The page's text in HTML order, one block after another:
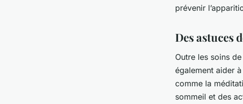
prévenir
Des astuces
Outre les soins
également aider
comme la
sommeil et des